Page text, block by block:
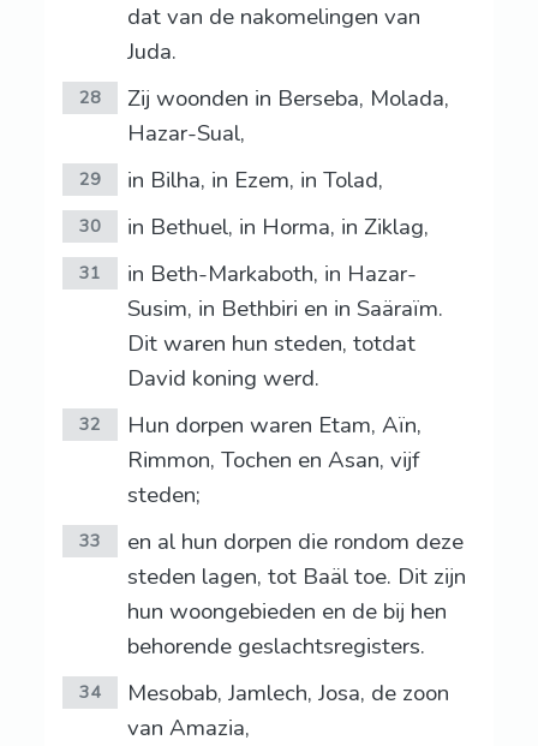
dat van de nakomelingen van
Juda.
28
Zij woonden in Berseba, Molada,
Hazar-Sual,
29 in Bilha, in Ezem, in Tolad,
30 in Bethuel, in Horma, in Ziklag,
31
in Beth-Markaboth, in Hazar-
Susim, in Bethbiri en in Saäraïm.
Dit waren hun steden, totdat
David koning werd.
32
Hun dorpen waren Etam, Aïn,
Rimmon, Tochen en Asan, vijf
steden;
33
en al hun dorpen die rondom deze
steden lagen, tot Baäl toe. Dit zijn
hun woongebieden en de bij hen
behorende geslachtsregisters.
34
Mesobab, Jamlech, Josa, de zoon
van Amazia,